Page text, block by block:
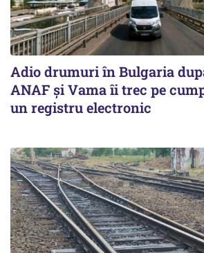
Adio drumuri în Bulgaria
ANAF și Vama îi trec pe
un registru electronic